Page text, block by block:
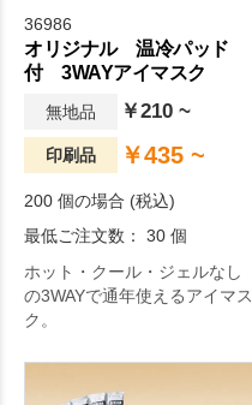
36986
オリジナル 温冷パッド
付 3WAYアイマスク
無地品 ￥210 ~
印刷品 ￥435 ~
200 個の場合 (税込)
最低ご注文数： 30 個
ホット・クール・ジェルなし
の3WAYで通年使えるアイマス
ク。